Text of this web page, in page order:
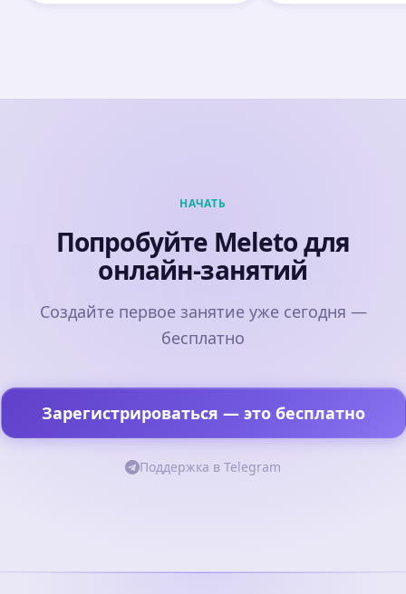
Meleto
НАЧАТЬ
Попробуйте Meleto для
онлайн-занятий
Создайте первое занятие уже сегодня —
бесплатно
Зарегистрироваться — это бесплатно
Поддержка в Telegram